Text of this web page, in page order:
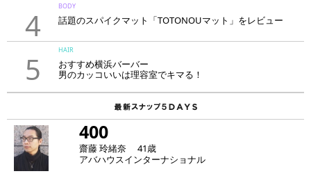
4
BODY
話題のスパイクマット「TOTONOUマット」をレビュー
5
HAIR
おすすめ横浜バーバー
男のカッコいいは理容室でキマる！
400
齋藤 玲緒奈 41歳
アバハウスインターナショナル